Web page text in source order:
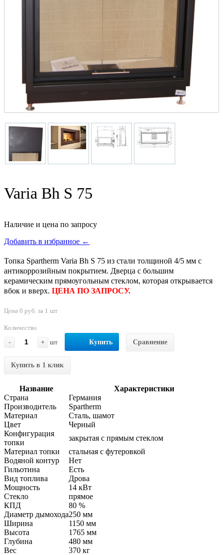
Varia Bh S 75
Наличие и цена по запросу
Добавить в избранное ←
Топка Spartherm Varia Bh S 75 из стали толщиной 4/5 мм с
антикоррозийным покрытием. Дверца с большим
керамическим прямоугольным стеклом, которая открывается
вбок и вверх. ЦЕНА ПО ЗАПРОСУ.
Цена 0 руб. за 1 шт
Количество
-
+ шт Купить Сравнение
Купить в 1 клик
Название
Характеристики
Страна
Германия
Производитель
Spartherm
Материал
Сталь, шамот
Цвет
Черный
Конфигурация
топки
закрытая с прямым стеклом
Материал топки
стальная с футеровкой
Водяной контур
Нет
Гильотина
Есть
Вид топлива
Дрова
Мощность
14 кВт
Стекло
прямое
КПД
80 %
Диаметр дымохода250 мм
Ширина
1150 мм
Высота
1765 мм
Глубина
480 мм
Вес
370 кг